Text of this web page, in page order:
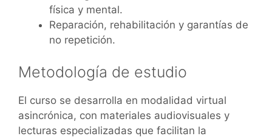
física y mental.
Reparación, rehabilitación y garantías de
no repetición.
Metodología de estudio
El curso se desarrolla en modalidad virtual
asincrónica, con materiales audiovisuales y
lecturas especializadas que facilitan la